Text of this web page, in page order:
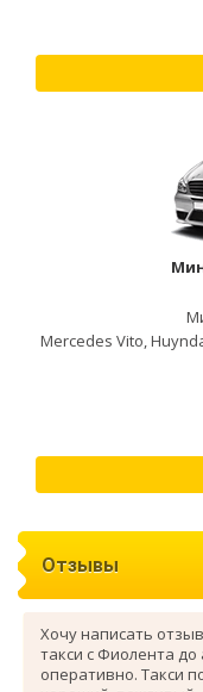
Mercedes Vito,
Отзывы
Хочу написать
такси с Фиолента
оперативно. Такси